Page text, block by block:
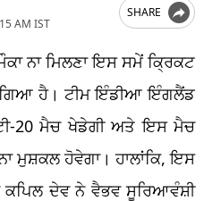
AM IST
SHARE
ਨਾ ਮਿਲਣਾ ਇਸ ਸਮੇਂ ਕ੍ਰਿਕਟ
ਗਿਆ ਹੈ। ਟੀਮ ਇੰਡੀਆ ਇੰਗਲੈਂਡ
20 ਮੈਚ ਖੇਡੇਗੀ ਅਤੇ ਇਸ ਮੈਚ
ਮੁਸ਼ਕਲ ਹੋਵੇਗਾ। ਹਾਲਾਂਕਿ, ਇਸ
ਕਪਿਲ ਦੇਵ ਨੇ ਵੈਭਵ ਸੂਰਿਆਵੰਸ਼ੀ